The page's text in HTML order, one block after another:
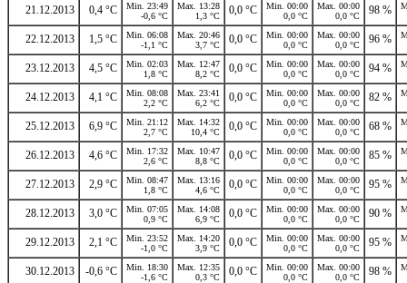
21.12.2013 0,4 °C
Min. 23:49
-0,6 °C
Max. 13:28
1,3 °C
0,0 °C
Min. 00:00
0,0 °C
Max. 00:00
0,0 °C
98 %
22.12.2013 1,5 °C
Min. 06:08
-1,1 °C
Max. 20:46
3,7 °C
0,0 °C
Min. 00:00
0,0 °C
Max. 00:00
0,0 °C
96 %
23.12.2013 4,5 °C
Min. 02:03
1,8 °C
Max. 12:47
8,2 °C
0,0 °C
Min. 00:00
0,0 °C
Max. 00:00
0,0 °C
94 %
24.12.2013 4,1 °C
Min. 08:08
2,2 °C
Max. 23:41
6,2 °C
0,0 °C
Min. 00:00
0,0 °C
Max. 00:00
0,0 °C
82 %
25.12.2013 6,9 °C
Min. 21:12
2,7 °C
Max. 14:32
10,4 °C
0,0 °C
Min. 00:00
0,0 °C
Max. 00:00
0,0 °C
68 %
26.12.2013 4,6 °C
Min. 17:32
2,6 °C
Max. 10:47
8,8 °C
0,0 °C
Min. 00:00
0,0 °C
Max. 00:00
0,0 °C
85 %
27.12.2013 2,9 °C
Min. 08:47
1,8 °C
Max. 13:16
4,6 °C
0,0 °C
Min. 00:00
0,0 °C
Max. 00:00
0,0 °C
95 %
28.12.2013 3,0 °C
Min. 07:05
0,9 °C
Max. 14:08
6,9 °C
0,0 °C
Min. 00:00
0,0 °C
Max. 00:00
0,0 °C
90 %
29.12.2013 2,1 °C
Min. 23:52
-1,0 °C
Max. 14:20
3,9 °C
0,0 °C
Min. 00:00
0,0 °C
Max. 00:00
0,0 °C
95 %
30.12.2013 -0,6 °C
Min. 18:30
-1,6 °C
Max. 12:35
0,3 °C
0,0 °C
Min. 00:00
0,0 °C
Max. 00:00
0,0 °C
98 %